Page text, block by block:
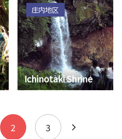
Ichinotaki Shrine
庄内地区
2 3